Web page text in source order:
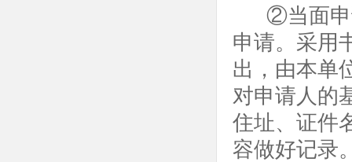
②当面申
申请。采用
出，由本单
对申请人的
住址、证件
容做好记录